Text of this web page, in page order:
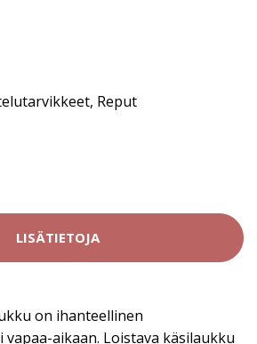
, Reput
LISÄTIETOJA
on ihanteellinen
aikaan. Loistava käsilaukku